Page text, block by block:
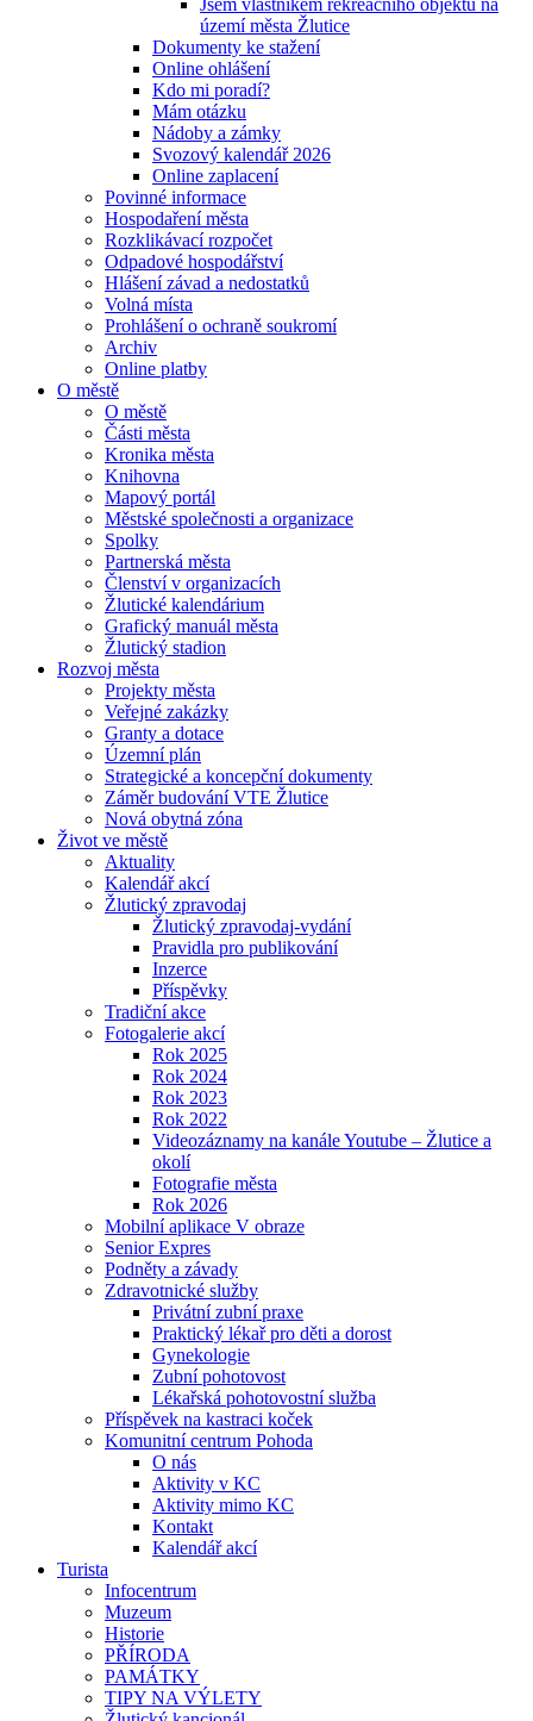
Jsem vlastníkem rekreačního objektu na
území města Žlutice
Dokumenty ke stažení
Online ohlášení
Kdo mi poradí?
Mám otázku
Nádoby a zámky
Svozový kalendář 2026
Online zaplacení
Povinné informace
Hospodaření města
Rozklikávací rozpočet
Odpadové hospodářství
Hlášení závad a nedostatků
Volná místa
Prohlášení o ochraně soukromí
Archiv
Online platby
O městě
O městě
Části města
Kronika města
Knihovna
Mapový portál
Městské společnosti a organizace
Spolky
Partnerská města
Členství v organizacích
Žlutické kalendárium
Grafický manuál města
Žlutický stadion
Rozvoj města
Projekty města
Veřejné zakázky
Granty a dotace
Územní plán
Strategické a koncepční dokumenty
Záměr budování VTE Žlutice
Nová obytná zóna
Život ve městě
Aktuality
Kalendář akcí
Žlutický zpravodaj
Žlutický zpravodaj-vydání
Pravidla pro publikování
Inzerce
Příspěvky
Tradiční akce
Fotogalerie akcí
Rok 2025
Rok 2024
Rok 2023
Rok 2022
Videozáznamy na kanále Youtube – Žlutice a
okolí
Fotografie města
Rok 2026
Mobilní aplikace V obraze
Senior Expres
Podněty a závady
Zdravotnické služby
Privátní zubní praxe
Praktický lékař pro děti a dorost
Gynekologie
Zubní pohotovost
Lékařská pohotovostní služba
Příspěvek na kastraci koček
Komunitní centrum Pohoda
O nás
Aktivity v KC
Aktivity mimo KC
Kontakt
Kalendář akcí
Turista
Infocentrum
Muzeum
Historie
PŘÍRODA
PAMÁTKY
TIPY NA VÝLETY